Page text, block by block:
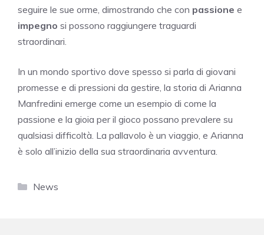
seguire le sue orme, dimostrando che con passione e
impegno si possono raggiungere traguardi
straordinari.
In un mondo sportivo dove spesso si parla di giovani
promesse e di pressioni da gestire, la storia di Arianna
Manfredini emerge come un esempio di come la
passione e la gioia per il gioco possano prevalere su
qualsiasi difficoltà. La pallavolo è un viaggio, e Arianna
è solo all’inizio della sua straordinaria avventura.
Categorie
News